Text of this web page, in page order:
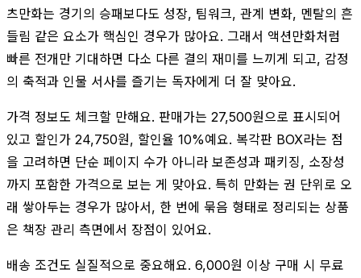
츠만화는 경기의 승패보다도 성장, 팀워크, 관계 변화, 멘탈의 흔
들림 같은 요소가 핵심인 경우가 많아요. 그래서 액션만화처럼
빠른 전개만 기대하면 다소 다른 결의 재미를 느끼게 되고, 감정
의 축적과 인물 서사를 즐기는 독자에게 더 잘 맞아요.
가격 정보도 체크할 만해요. 판매가는 27,500원으로 표시되어
있고 할인가 24,750원, 할인율 10%예요. 복각판 BOX라는 점
을 고려하면 단순 페이지 수가 아니라 보존성과 패키징, 소장성
까지 포함한 가격으로 보는 게 맞아요. 특히 만화는 권 단위로 오
래 쌓아두는 경우가 많아서, 한 번에 묶음 형태로 정리되는 상품
은 책장 관리 측면에서 장점이 있어요.
배송 조건도 실질적으로 중요해요. 6,000원 이상 구매 시 무료